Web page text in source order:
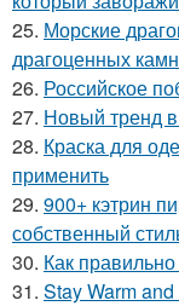
25. Морские
драгоценных
26. Российское
27. Новый тренд
28. Краска для
применить
29. 900+ кэтрин
собственный
30. Как
31. Stay Warm